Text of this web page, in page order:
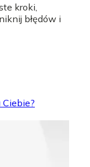
kroki,
błędów i